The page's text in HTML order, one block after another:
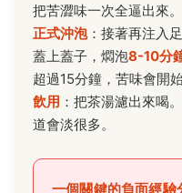
把苦澀味一次全逼出來。
正式沖泡：接著再注入
蓋上蓋子，燜泡8-10分
超過15分鐘，苦味會開始
飲用 ：把茶湯濾出來喝
道會淡很多。
一個關鍵的負面經驗